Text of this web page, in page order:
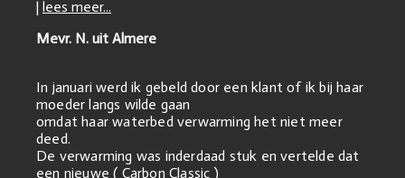
| lees meer...
Mevr. N. uit Almere
In januari werd ik gebeld door een klant of ik bij haar
moeder langs wilde gaan
omdat haar waterbed verwarming het niet meer
deed.
De verwarming was inderdaad stuk en vertelde dat
een nieuwe ( Carbon Classic )